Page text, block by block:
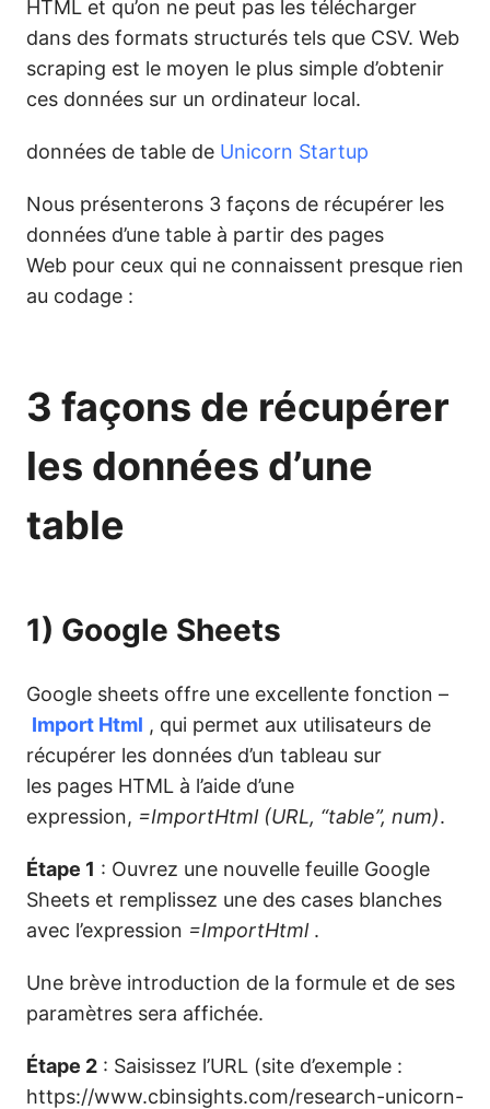
HTML et qu’on ne peut pas les télécharger
dans des formats structurés tels que CSV. Web
scraping est le moyen le plus simple d’obtenir
ces données sur un ordinateur local.
données de table de Unicorn Startup
Nous présenterons 3 façons de récupérer les
données d’une table à partir des pages
Web pour ceux qui ne connaissent presque rien
au codage :
3 façons de récupérer
les données d’une
table
1) Google Sheets
Google sheets offre une excellente fonction –
Import Html , qui permet aux utilisateurs de
récupérer les données d’un tableau sur
les pages HTML à l’aide d’une
expression, =ImportHtml (URL, “table”, num).
Étape 1 : Ouvrez une nouvelle feuille Google
Sheets et remplissez une des cases blanches
avec l’expression =ImportHtml .
Une brève introduction de la formule et de ses
paramètres sera affichée.
Étape 2 : Saisissez l’URL (site d’exemple :
https://www.cbinsights.com/research-unicorn-